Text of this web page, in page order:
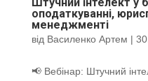
оподаткуванні,
менеджменті
від Василенко Артем |
📢 Вебінар: Штучний